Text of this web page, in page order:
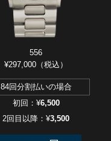
556
¥297,000（税込）
84回分割払いの場合
初回：¥6,500
2回目以降：¥3,500